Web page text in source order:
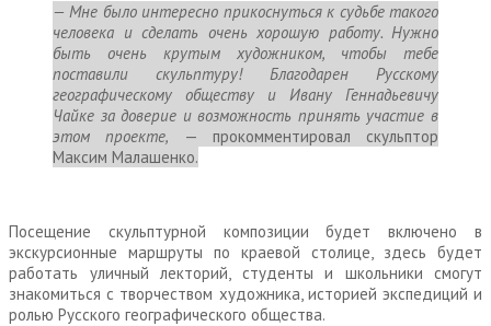
— Мне было интересно прикоснуться к судьбе такого
человека и сделать очень хорошую работу. Нужно
быть очень крутым художником, чтобы тебе
поставили скульптуру! Благодарен Русскому
географическому обществу и Ивану Геннадьевичу
Чайке за доверие и возможность принять участие в
этом проекте,
— прокомментировал скульптор
Максим Малашенко.
Посещение скульптурной композиции будет включено в
экскурсионные маршруты по краевой столице, здесь будет
работать уличный лекторий, студенты и школьники смогут
знакомиться с творчеством художника, историей экспедиций и
ролью Русского географического общества.